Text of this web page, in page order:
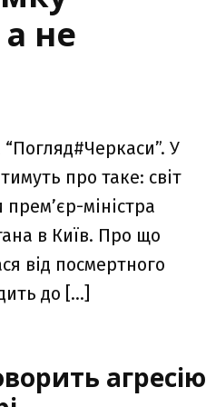
не
У
про таке: світ
прем’єр-міністра
в Київ. Про що
від посмертного
до […]
агресію